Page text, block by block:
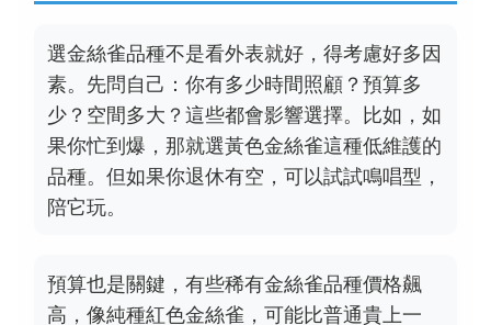
選金絲雀品種不是看外表就好，得考慮好多因
素。先問自己：你有多少時間照顧？預算多
少？空間多大？這些都會影響選擇。比如，如
果你忙到爆，那就選黃色金絲雀這種低維護的
品種。但如果你退休有空，可以試試鳴唱型，
陪它玩。
預算也是關鍵，有些稀有金絲雀品種價格飆
高，像純種紅色金絲雀，可能比普通貴上一